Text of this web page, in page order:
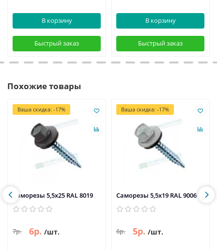
В корзину
Быстрый заказ
В корзину
Быстрый заказ
Похожие товары
Ваша скидка: -17%
Саморезы 5,5х25 RAL 8019
7р. 6р. /шт.
Ваша скидка: -17%
Саморезы 5,5х19 RAL 9006
6р. 5р. /шт.